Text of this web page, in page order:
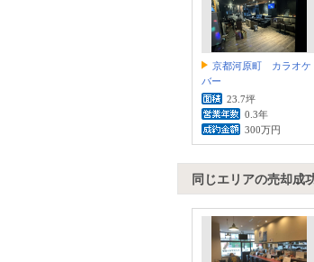
京都河原町 カラオケ
バー
23.7坪
0.3年
300万円
同じエリアの売却成